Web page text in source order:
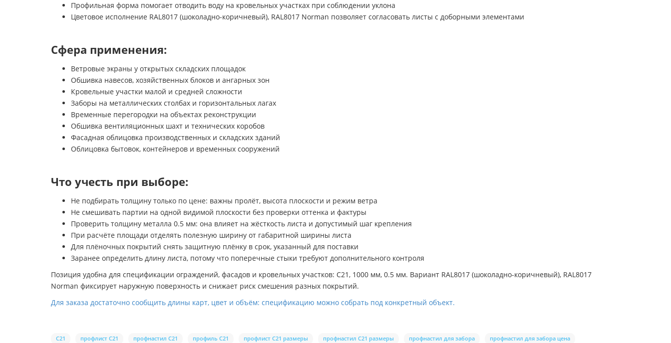
Профильная форма помогает отводить воду на кровельных участках при соблюдении уклона
Цветовое исполнение RAL8017 (шоколадно-коричневый), RAL8017 Norman позволяет согласовать листы с доборными элементами
Сфера применения:
Ветровые экраны у открытых складских площадок
Обшивка навесов, хозяйственных блоков и ангарных зон
Кровельные участки малой и средней сложности
Заборы на металлических столбах и горизонтальных лагах
Временные перегородки на объектах реконструкции
Обшивка вентиляционных шахт и технических коробов
Фасадная облицовка производственных и складских зданий
Облицовка бытовок, контейнеров и временных сооружений
Что учесть при выборе:
Не подбирать толщину только по цене: важны пролёт, высота плоскости и режим ветра
Не смешивать партии на одной видимой плоскости без проверки оттенка и фактуры
Проверить толщину металла 0.5 мм: она влияет на жёсткость листа и допустимый шаг крепления
При расчёте площади отделять полезную ширину от габаритной ширины листа
Для плёночных покрытий снять защитную плёнку в срок, указанный для поставки
Заранее определить длину листа, потому что поперечные стыки требуют дополнительного контроля
Позиция удобна для спецификации ограждений, фасадов и кровельных участков: C21, 1000 мм, 0.5 мм. Вариант RAL8017 (шоколадно-коричневый), RAL8017
Norman фиксирует наружную поверхность и снижает риск смешения разных покрытий.
Для заказа достаточно сообщить длины карт, цвет и объём: спецификацию можно собрать под конкретный объект.
С21 профлист С21 профнастил С21 профиль С21 профлист С21 размеры профнастил С21 размеры профнастил для забора профнастил для забора цена